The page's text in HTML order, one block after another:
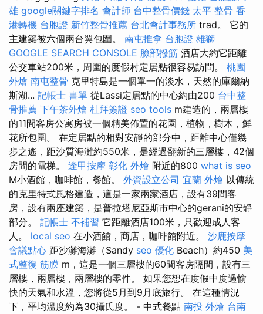
雄 google關鍵字排名 會計師 台中整骨價錢 太平 整骨 香
港轉機 台胞證 新竹整骨推薦 台北會計事務所 trad。 它的
主建築被六個兩台翼包圍。 南屯推拿 台胞證 雄獅
GOOGLE SEARCH CONSOLE 臉部撥筋 酒店大約它距離
公交車站200米，周圍的度假村定居點很容易訪問。 桃園
外燴 南屯整骨 克里特島是一個單一的淡水，天然的庫爾納
斯湖... 記帳士 書單 從Lassi定居點的中心約由200 台中整
骨推薦 下午茶外燴 杜拜簽證 seo tools m建造的，兩層樓
的11間客房公寓房被一個精美佈置的花園，植物，樹木，鮮
花所包圍。 在定居點的相對安靜的部分中，距離中心僅幾
步之遙，距沙質海灘約550米，是經過翻新的三層樓，42個
房間的電梯。 逢甲按摩 彰化 外燴 附近的800 what is seo
M小酒館，咖啡館，餐館。 外資設立公司 宜蘭 外燴 以傳統
的克里特式風格建造，這是一家兩家酒店，設有39間客
房，設有兩座建築，是普拉塔尼亞斯市中心的gerani的安靜
部分。 記帳士 不補習 它距離酒店100米，只歡迎成人客
人。 local seo 在小酒館，商店，咖啡館附近。 沙鹿按摩
會議點心 距沙灘海灘（Sandy seo 優化 Beach）約450 美
式整復 筋膜 m，這是一個三層樓的60間客房隔間，設有三
層樓，兩層樓，兩層樓的零件。 如果您想在度假中度過愉
快的天氣和水溫，您將從5月到9月底旅行。 在這種情況
下，平均溫度約為30攝氏度。 - 中式餐點 南投 外燴 台南